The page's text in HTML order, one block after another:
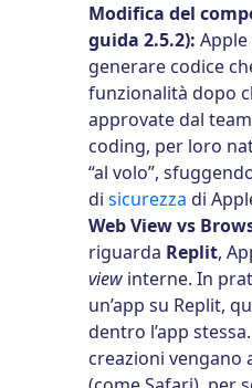
Modifica del
guida 2.5.2):
generare codice
funzionalità dopo
approvate dal
coding, per loro
“al volo”,
di sicurezza di
Web View vs
riguarda Replit,
view interne. In
un’app su Replit,
dentro l’app
creazioni vengano